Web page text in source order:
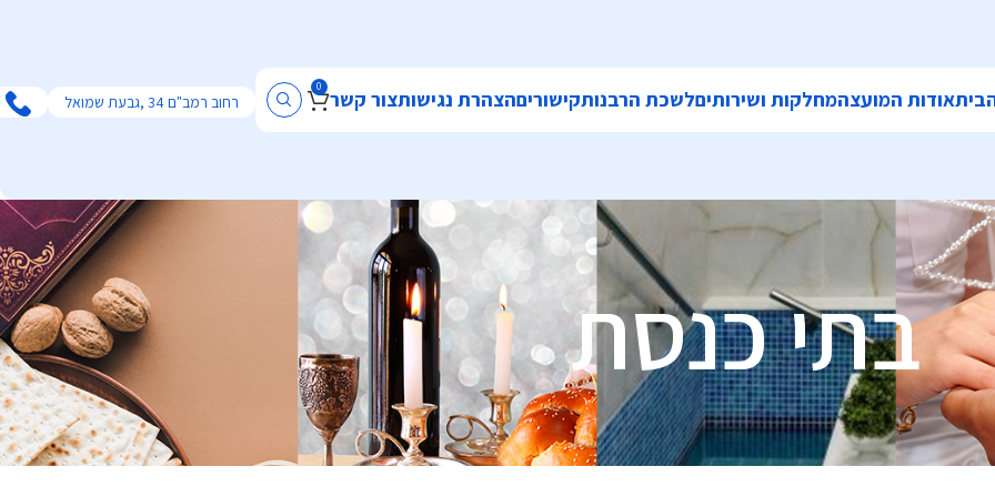
אודות המועצהמחלקות ושירותיםלשכת הרבנותקישוריםהצהרת נגישותצור קשר 0
רחוב רמב"ם 34 ,גבעת שמואל
בתי כנסת